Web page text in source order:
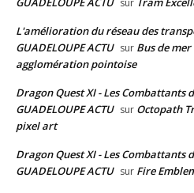
L'amélioration du réseau des
GUADELOUPE ACTU sur Bus de
agglomération pointoise
Dragon Quest XI - Les Combattants
GUADELOUPE ACTU sur Octopath
pixel art
Dragon Quest XI - Les Combattants
GUADELOUPE ACTU sur Fire